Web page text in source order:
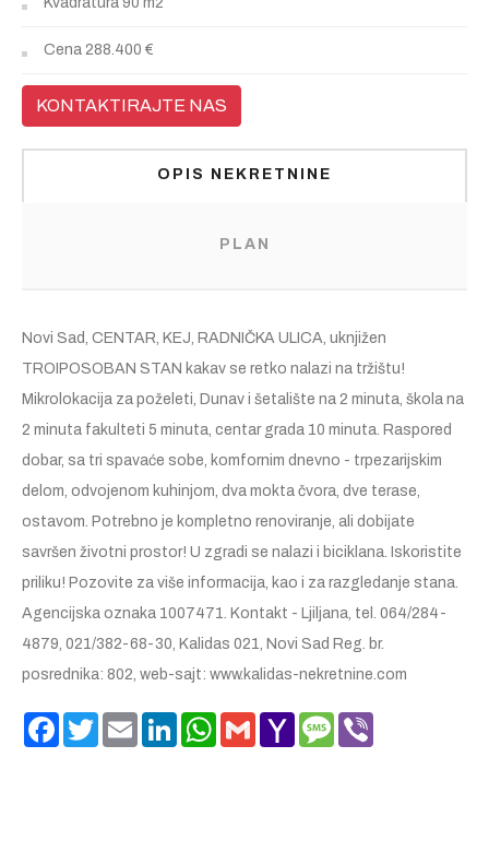
Cena 288.400 €
KONTAKTIRAJTE NAS
OPIS NEKRETNINE
PLAN
Novi Sad, CENTAR, KEJ, RADNIČKA ULICA, uknjižen
TROIPOSOBAN STAN kakav se retko nalazi na tržištu!
Mikrolokacija za poželeti, Dunav i šetalište na 2 minuta, škola na
2 minuta fakulteti 5 minuta, centar grada 10 minuta. Raspored
dobar, sa tri spavaće sobe, komfornim dnevno - trpezarijskim
delom, odvojenom kuhinjom, dva mokta čvora, dve terase,
ostavom. Potrebno je kompletno renoviranje, ali dobijate
savršen životni prostor! U zgradi se nalazi i biciklana. Iskoristite
priliku! Pozovite za više informacija, kao i za razgledanje stana.
Agencijska oznaka 1007471. Kontakt - Ljiljana, tel. 064/284-
4879, 021/382-68-30, Kalidas 021, Novi Sad Reg. br.
posrednika: 802, web-sajt: www.kalidas-nekretnine.com
Facebook
TwitterEmail LinkedInWhatsApp
Gmail Yahoo
Mail
Message